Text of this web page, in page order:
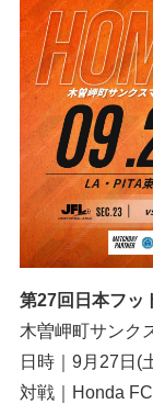
第27回日本フッ
木曽岬町サンク
日時｜9月27日(
対戦｜Honda FC